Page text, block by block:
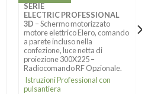
SERIE
ELECTRIC PROFESSIONAL
3D – Schermo motorizzato
motore elettrico Elero, comando
a parete incluso nella
confezione, luce netta di
proiezione 300X225 –
Radiocomando RF Opzionale.
Istruzioni Professional con
pulsantiera